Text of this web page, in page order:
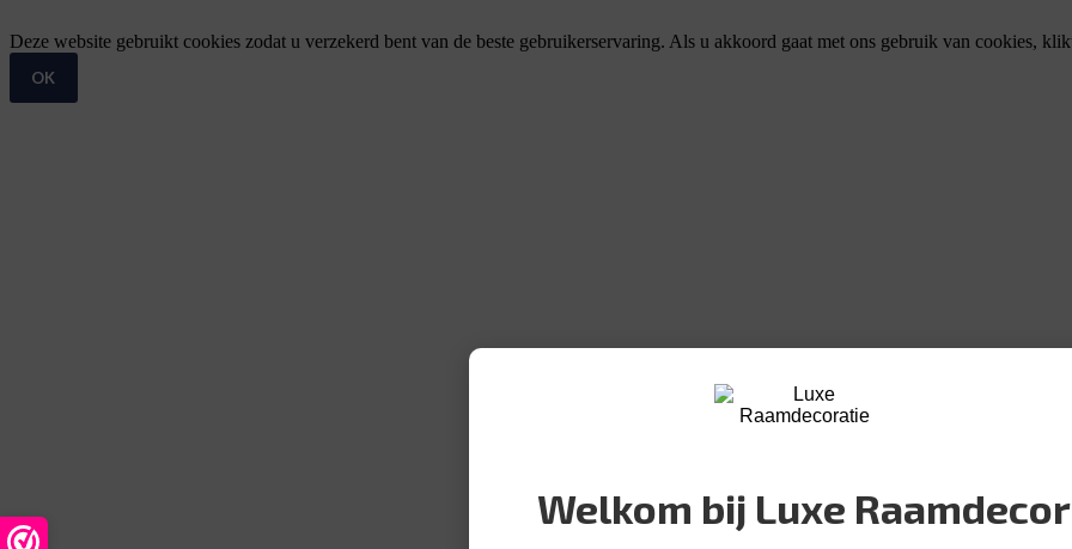
Welkom bij Luxe Raamdecor
Deze website gebruikt cookies zodat u verzekerd bent van de beste gebruikerservaring. Als u akkoord gaat met ons gebruik van cookies,
OK